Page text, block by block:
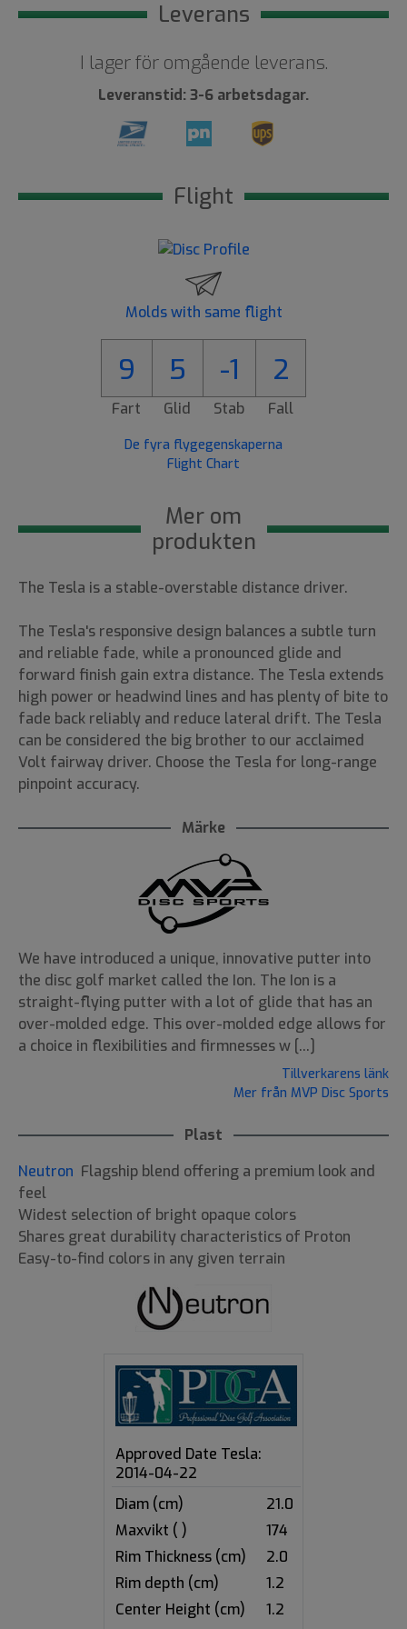
Leverans
I lager för omgående leverans.
Leveranstid: 3-6 arbetsdagar.
Flight
Molds with same flight
9 5 -1 2
Fart Glid Stab Fall
De fyra flygegenskaperna
Flight Chart
Mer om
produkten
The Tesla is a stable-overstable distance driver.
The Tesla's responsive design balances a subtle turn
and reliable fade, while a pronounced glide and
forward finish gain extra distance. The Tesla extends
high power or headwind lines and has plenty of bite to
fade back reliably and reduce lateral drift. The Tesla
can be considered the big brother to our acclaimed
Volt fairway driver. Choose the Tesla for long-range
pinpoint accuracy.
Märke
We have introduced a unique, innovative putter into
the disc golf market called the Ion. The Ion is a
straight-flying putter with a lot of glide that has an
over-molded edge. This over-molded edge allows for
a choice in flexibilities and firmnesses w [...]
Tillverkarens länk
Mer från MVP Disc Sports
Plast
Neutron Flagship blend offering a premium look and
feel
Widest selection of bright opaque colors
Shares great durability characteristics of Proton
Easy-to-find colors in any given terrain
Approved Date Tesla:
2014-04-22
Diam (cm)
21.0
Maxvikt ( )
174
Rim Thickness (cm)
2.0
Rim depth (cm)
1.2
Center Height (cm)
1.2